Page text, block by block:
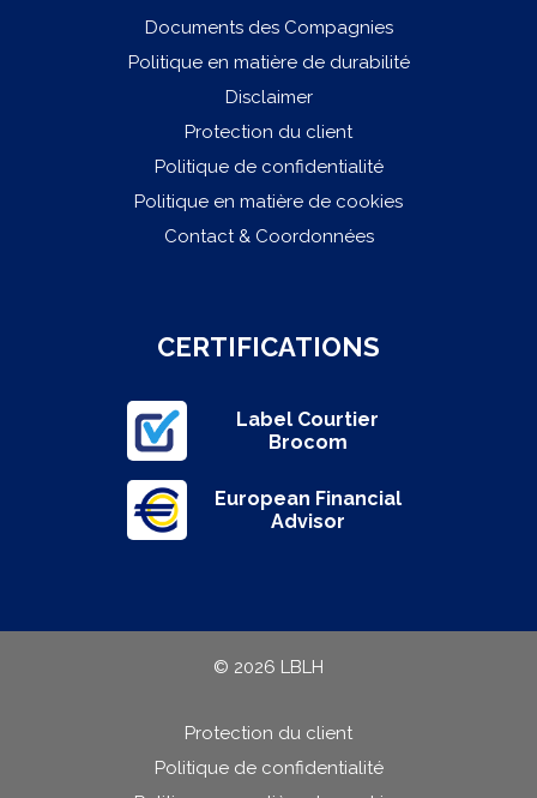
Documents des Compagnies
Politique en matière de durabilité
Disclaimer
Protection du client
Politique de confidentialité
Politique en matière de cookies
Contact & Coordonnées
CERTIFICATIONS
Label Courtier
Brocom
European Financial
Advisor
© 2026 LBLH
Protection du client
Politique de confidentialité